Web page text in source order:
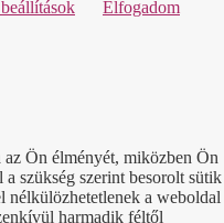
Elfogadom
Ön élményét, miközben Ön
szükség szerint besorolt sütik
nélkülözhetetlenek a weboldal
harmadik féltől